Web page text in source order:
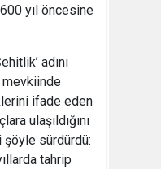
yıl öncesine
adını
mevkiinde
ifade eden
ulaşıldığını
sürdürdü:
tahrip